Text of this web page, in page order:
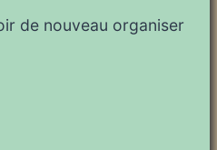
de nouveau organiser